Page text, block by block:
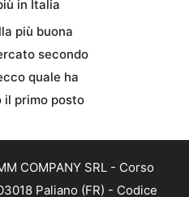
in Italia
più buona
secondo
quale ha
primo posto
COMPANY SRL - Corso
Paliano (FR) - Codice